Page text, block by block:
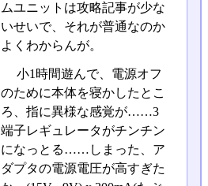
ムユニットは攻略記事が少な
いせいで、それが普通なのか
よくわからんが。
小1時間遊んで、電源オフ
のために本体を寝かしたとこ
ろ、指に異様な感覚が……3
端子レギュレータがチンチン
になっとる……しまった、ア
ダプタの電源電圧が高すぎた